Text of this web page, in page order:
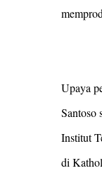
Upaya
Santoso
Institut
di